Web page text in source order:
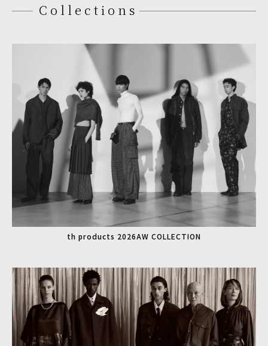
Collections
th products 2026AW COLLECTION